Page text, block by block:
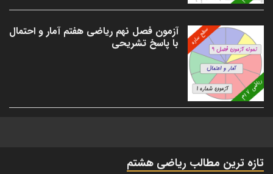
آزمون فصل نهم ریاضی هفتم آمار و احتمال
با پاسخ تشریحی
تازه ترین مطالب ریاضی هشتم